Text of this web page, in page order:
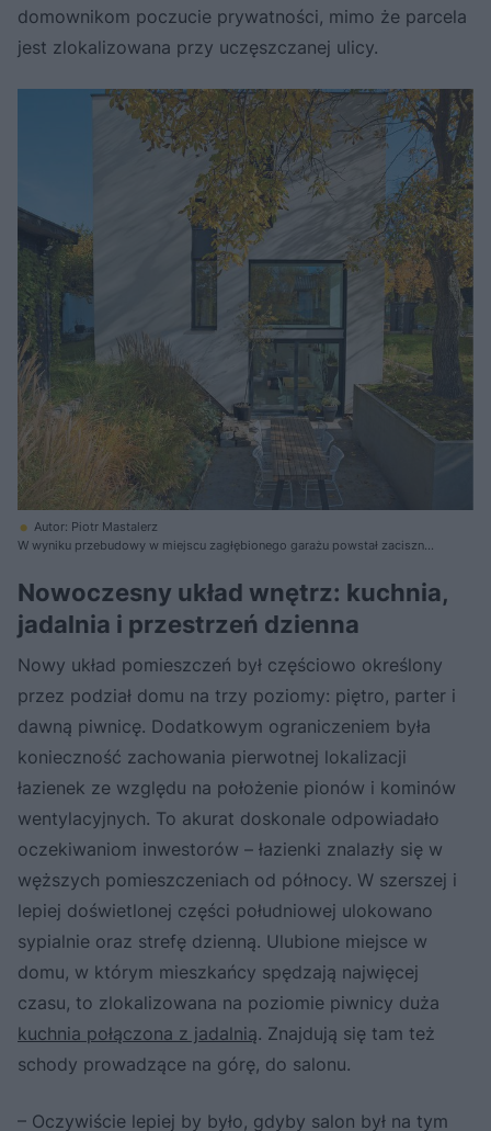
domownikom poczucie prywatności, mimo że parcela
jest zlokalizowana przy uczęszczanej ulicy.
Autor: Piotr Mastalerz
W wyniku przebudowy w miejscu zagłębionego garażu powstał zaciszny
Nowoczesny układ wnętrz: kuchnia,
jadalnia i przestrzeń dzienna
Nowy układ pomieszczeń był częściowo określony
przez podział domu na trzy poziomy: piętro, parter i
dawną piwnicę. Dodatkowym ograniczeniem była
konieczność zachowania pierwotnej lokalizacji
łazienek ze względu na położenie pionów i kominów
wentylacyjnych. To akurat doskonale odpowiadało
oczekiwaniom inwestorów – łazienki znalazły się w
węższych pomieszczeniach od północy. W szerszej i
lepiej doświetlonej części południowej ulokowano
sypialnie oraz strefę dzienną. Ulubione miejsce w
domu, w którym mieszkańcy spędzają najwięcej
czasu, to zlokalizowana na poziomie piwnicy duża
kuchnia połączona z jadalnią. Znajdują się tam też
schody prowadzące na górę, do salonu.
– Oczywiście lepiej by było, gdyby salon był na tym